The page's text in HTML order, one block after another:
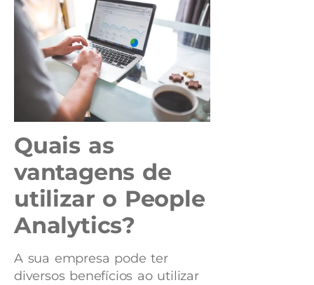
Quais as
vantagens de
utilizar o People
Analytics?
A sua empresa pode ter
diversos benefícios ao utilizar